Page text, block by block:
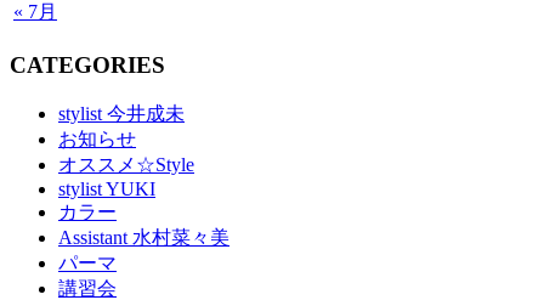
« 7月
CATEGORIES
stylist 今井成未
お知らせ
オススメ☆Style
stylist YUKI
カラー
Assistant 水村菜々美
パーマ
講習会